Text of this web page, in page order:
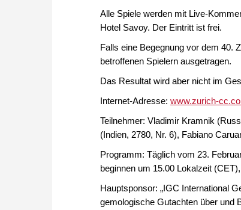
Alle Spiele werden mit Live-
Hotel Savoy. Der Eintritt ist frei.
Falls eine Begegnung vor dem 40.
betroffenen Spielern ausgetragen.
Das Resultat wird aber nicht im
Internet-Adresse: www.zurich-
Teilnehmer: Vladimir Kramnik
(Indien, 2780, Nr. 6), Fabiano
Programm: Täglich vom 23.
beginnen um 15.00 Lokalzeit
Hauptsponsor: „IGC International
gemologische Gutachten über und